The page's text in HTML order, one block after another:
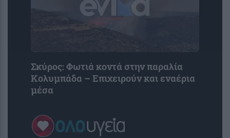
Σκύρος: Φωτιά κοντά στην παραλία
Κολυμπάδα – Επιχειρούν και εναέρια
μέσα